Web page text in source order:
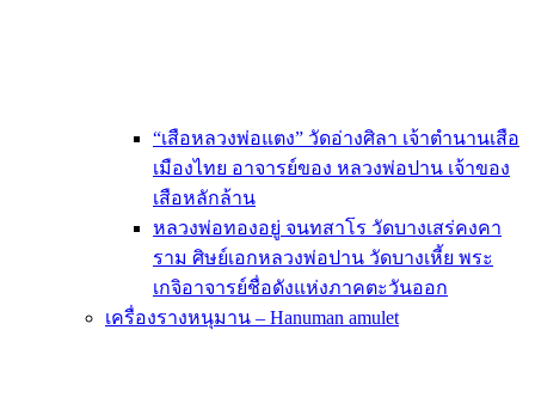
“เสือหลวงพ่อแตง” วัดอ่างศิลา เจ้าตำนานเสือ
เมืองไทย อาจารย์ของ หลวงพ่อปาน เจ้าของ
เสือหลักล้าน
หลวงพ่อทองอยู่ จนทสาโร วัดบางเสร่คงคา
ราม ศิษย์เอกหลวงพ่อปาน วัดบางเหี้ย พระ
เกจิอาจารย์ชื่อดังแห่งภาคตะวันออก
เครื่องรางหนุมาน – Hanuman amulet